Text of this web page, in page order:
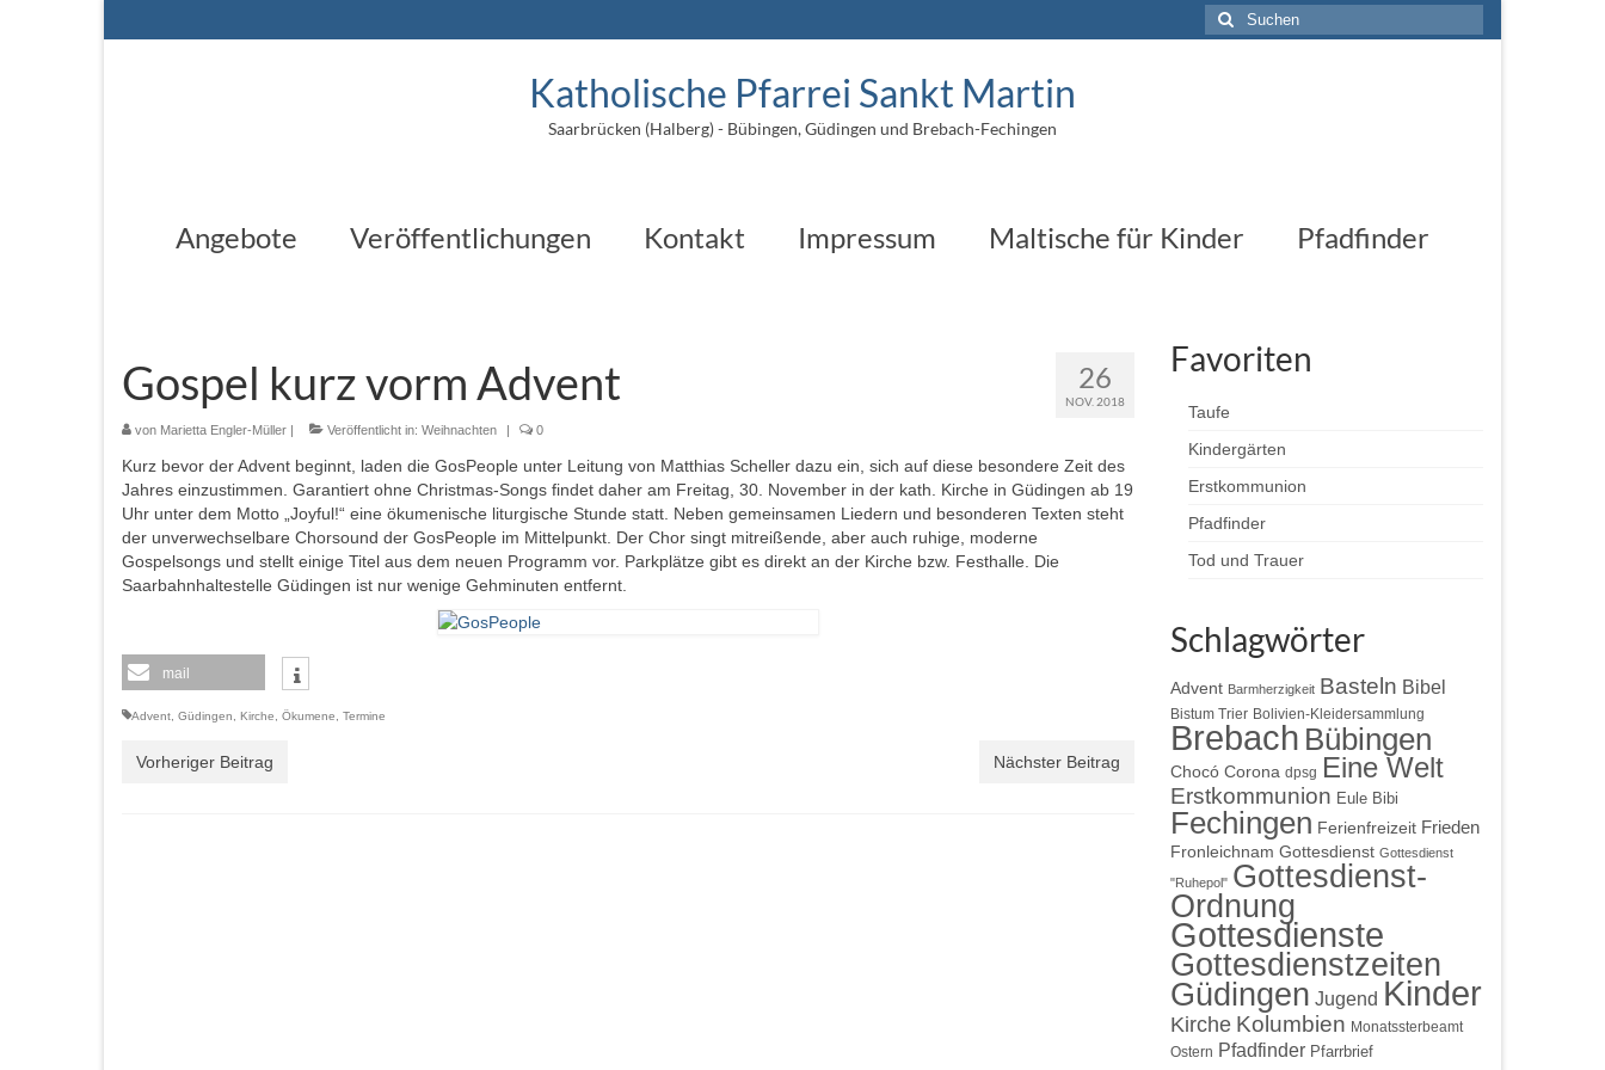
Suchen
nach:
Katholische Pfarrei Sankt Martin
Saarbrücken (Halberg) - Bübingen, Güdingen und Brebach-Fechingen
Angebote Veröffentlichungen Kontakt Impressum Maltische für Kinder Pfadfinder
26
NOV. 2018
Gospel kurz vorm Advent
von Marietta Engler-Müller | Veröffentlicht in: Weihnachten | 0
Kurz bevor der Advent beginnt, laden die GosPeople unter Leitung von Matthias Scheller dazu ein, sich auf diese besondere Zeit des
Jahres einzustimmen. Garantiert ohne Christmas-Songs findet daher am Freitag, 30. November in der kath. Kirche in Güdingen ab 19
Uhr unter dem Motto „Joyful!“ eine ökumenische liturgische Stunde statt. Neben gemeinsamen Liedern und besonderen Texten steht
der unverwechselbare Chorsound der GosPeople im Mittelpunkt. Der Chor singt mitreißende, aber auch ruhige, moderne
Gospelsongs und stellt einige Titel aus dem neuen Programm vor. Parkplätze gibt es direkt an der Kirche bzw. Festhalle. Die
Saarbahnhaltestelle Güdingen ist nur wenige Gehminuten entfernt.
mail
Advent Güdingen Kirche Ökumene Termine
Vorheriger Beitrag Nächster Beitrag
Favoriten
Taufe
Kindergärten
Erstkommunion
Pfadfinder
Tod und Trauer
Schlagwörter
Advent Barmherzigkeit Basteln Bibel
Bistum Trier Bolivien-Kleidersammlung
Brebach Bübingen
Chocó Corona dpsg Eine Welt
Erstkommunion Eule Bibi
Fechingen Ferienfreizeit Frieden
Fronleichnam Gottesdienst Gottesdienst
"Ruhepol" Gottesdienst-
Ordnung
Gottesdienste
Gottesdienstzeiten
Güdingen Jugend Kinder
Kirche Kolumbien Monatssterbeamt
Ostern Pfadfinder Pfarrbrief